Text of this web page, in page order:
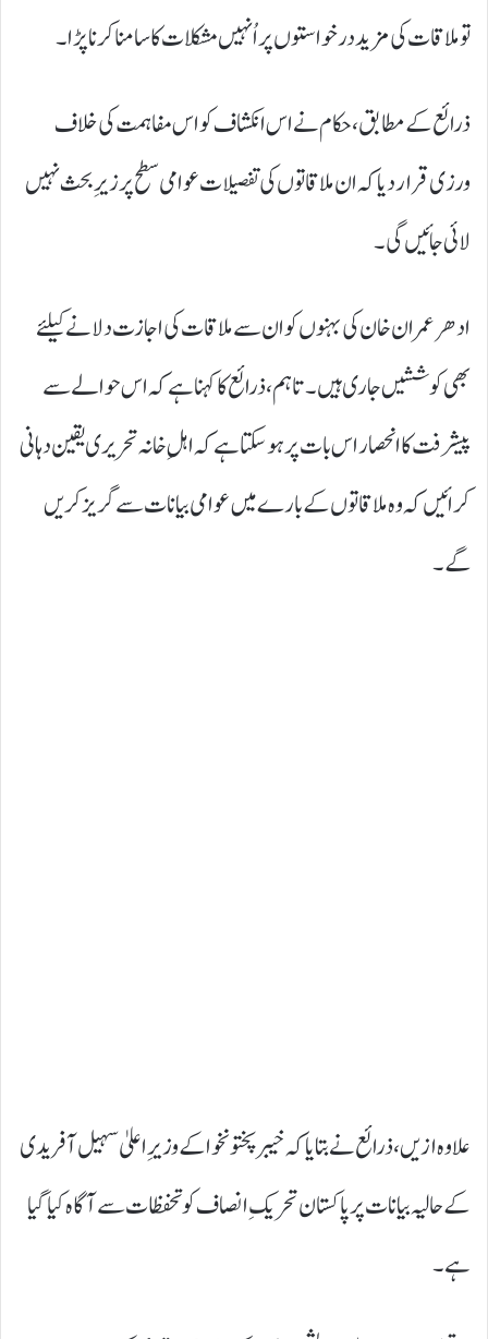
تو ملاقات کی مزید درخواستوں پر اُنہیں مشکلات کا سامنا کرنا پڑا۔
ذرائع کے مطابق، حکام نے اس انکشاف کو اس مفاہمت کی خلاف
ورزی قرار دیا کہ ان ملاقاتوں کی تفصیلات عوامی سطح پر زیرِ بحث نہیں
لائی جائیں گی۔
ادھر عمران خان کی بہنوں کو ان سے ملاقات کی اجازت دلانے کیلئے
بھی کوششیں جاری ہیں۔ تاہم، ذرائع کا کہنا ہے کہ اس حوالے سے
پیشرفت کا انحصار اس بات پر ہو سکتا ہے کہ اہلِ خانہ تحریری یقین دہانی
کرائیں کہ وہ ملاقاتوں کے بارے میں عوامی بیانات سے گریز کریں
گے۔
علاوہ ازیں، ذرائع نے بتایا کہ خیبر پختونخوا کے وزیرِ اعلیٰ سہیل آفریدی
کے حالیہ بیانات پر پاکستان تحریکِ انصاف کو تحفظات سے آگاہ کیا گیا
ہے۔